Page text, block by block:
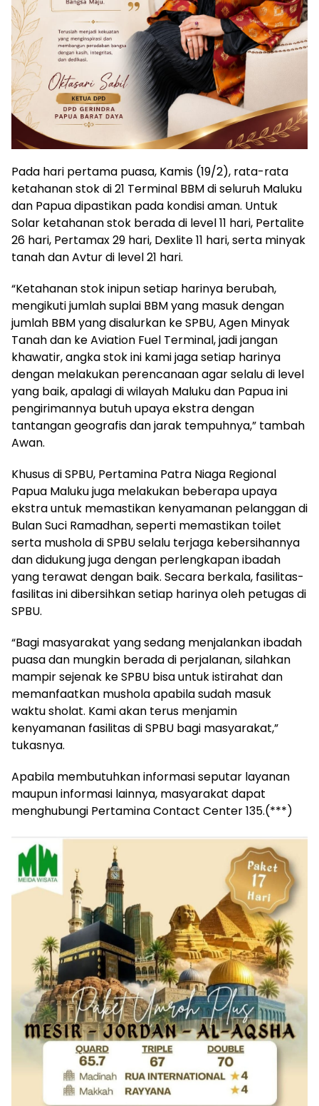
Pada hari pertama puasa, Kamis (19/2), rata-rata
ketahanan stok di 21 Terminal BBM di seluruh Maluku
dan Papua dipastikan pada kondisi aman. Untuk
Solar ketahanan stok berada di level 11 hari, Pertalite
26 hari, Pertamax 29 hari, Dexlite 11 hari, serta minyak
tanah dan Avtur di level 21 hari.
“Ketahanan stok inipun setiap harinya berubah,
mengikuti jumlah suplai BBM yang masuk dengan
jumlah BBM yang disalurkan ke SPBU, Agen Minyak
Tanah dan ke Aviation Fuel Terminal, jadi jangan
khawatir, angka stok ini kami jaga setiap harinya
dengan melakukan perencanaan agar selalu di level
yang baik, apalagi di wilayah Maluku dan Papua ini
pengirimannya butuh upaya ekstra dengan
tantangan geografis dan jarak tempuhnya,” tambah
Awan.
Khusus di SPBU, Pertamina Patra Niaga Regional
Papua Maluku juga melakukan beberapa upaya
ekstra untuk memastikan kenyamanan pelanggan di
Bulan Suci Ramadhan, seperti memastikan toilet
serta mushola di SPBU selalu terjaga kebersihannya
dan didukung juga dengan perlengkapan ibadah
yang terawat dengan baik. Secara berkala, fasilitas-
fasilitas ini dibersihkan setiap harinya oleh petugas di
SPBU.
“Bagi masyarakat yang sedang menjalankan ibadah
puasa dan mungkin berada di perjalanan, silahkan
mampir sejenak ke SPBU bisa untuk istirahat dan
memanfaatkan mushola apabila sudah masuk
waktu sholat. Kami akan terus menjamin
kenyamanan fasilitas di SPBU bagi masyarakat,”
tukasnya.
Apabila membutuhkan informasi seputar layanan
maupun informasi lainnya, masyarakat dapat
menghubungi Pertamina Contact Center 135.(***)